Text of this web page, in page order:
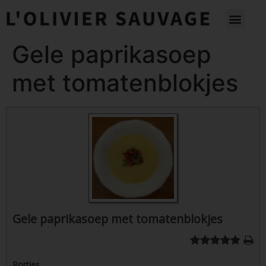
Gele paprikasoep
met tomatenblokjes
Gele paprikasoep met tomatenblokjes